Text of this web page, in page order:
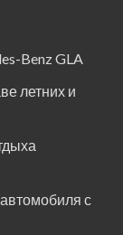
Benz GLA
летних и
с